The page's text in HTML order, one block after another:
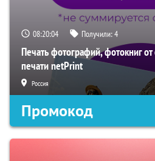
08:20:03 Получили:4
Печать фотографий, фотокниг
печати netPrint
Россия
Промокод